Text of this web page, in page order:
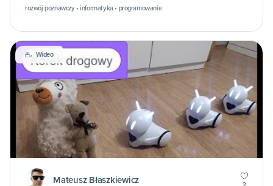
rozwój poznawczy • informatyka • programowanie
Wideo
Mateusz Błaszkiewicz